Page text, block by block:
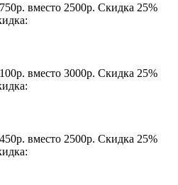
вместо 2500р. Скидка 25%
вместо 3000р. Скидка 25%
вместо 2500р. Скидка 25%